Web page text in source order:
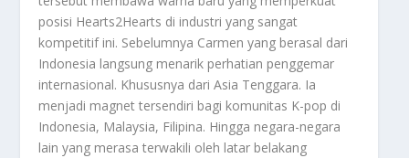
posisi Hearts2Hearts di industri yang sangat
kompetitif ini. Sebelumnya Carmen yang berasal dari
Indonesia langsung menarik perhatian penggemar
internasional. Khususnya dari Asia Tenggara. Ia
menjadi magnet tersendiri bagi komunitas K-pop di
Indonesia, Malaysia, Filipina. Hingga negara-negara
lain yang merasa terwakili oleh latar belakang